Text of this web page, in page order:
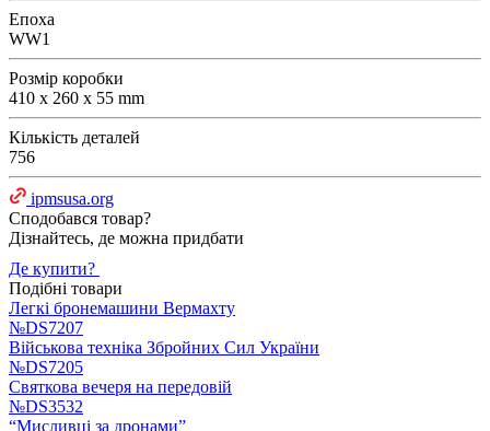
Епоха
WW1
Розмір коробки
410 x 260 x 55 mm
Кількість деталей
756
ipmsusa.org
Сподобався товар?
Дізнайтесь, де можна придбати
Де купити?
Подібні товари
Легкі бронемашини Вермахту
№DS7207
Військова техніка Збройних Сил України
№DS7205
Святкова вечеря на передовій
№DS3532
“Мисливці за дронами”